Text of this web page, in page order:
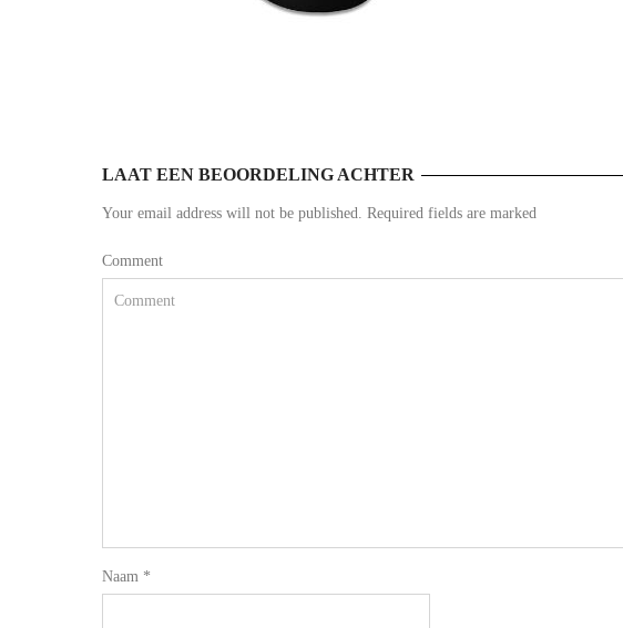
LAAT EEN BEOORDELING ACHTER
Your email address will not be published. Required fields are marked
Comment
Naam *